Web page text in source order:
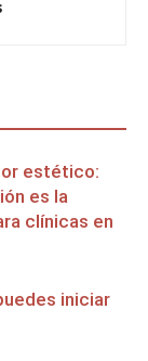
estético:
es la
clínicas en
iniciar